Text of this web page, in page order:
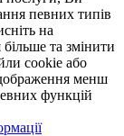
певних типів
на
та змінити
cookie або
менш
функцій